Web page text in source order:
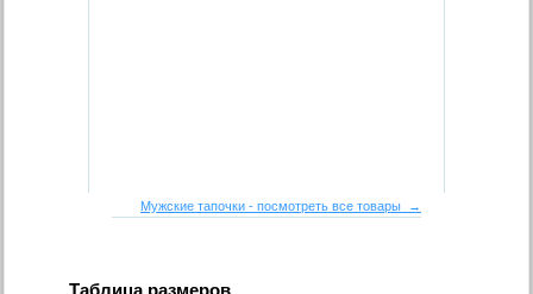
Мужские тапочки - посмотреть все товары →
Таблица размеров